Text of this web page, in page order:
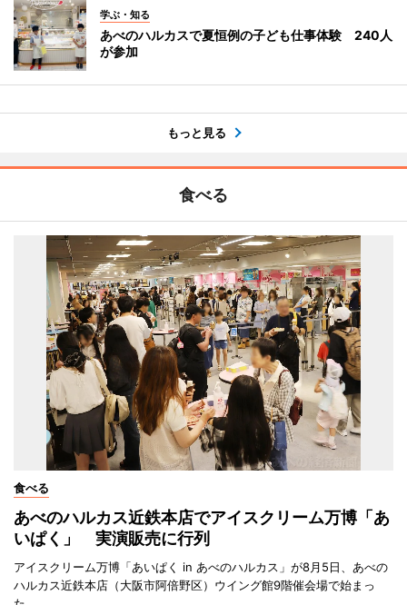
学ぶ・知る
あべのハルカスで夏恒例の子ども仕事体験 240人
が参加
もっと見る
食べる
食べる
あべのハルカス近鉄本店でアイスクリーム万博「あ
いぱく」 実演販売に行列
アイスクリーム万博「あいぱく in あべのハルカス」が8月5日、あべの
ハルカス近鉄本店（大阪市阿倍野区）ウイング館9階催会場で始まっ